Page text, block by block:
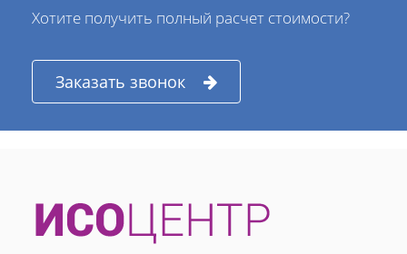
Хотите получить полный расчет стоимости?
Заказать звонок